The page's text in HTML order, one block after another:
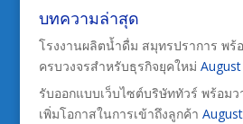
บทความล่าสุด
โรงงานผลิตน้ำดื่ม สมุทรปราการ พร้
ครบวงจรสำหรับธุรกิจยุคใหม่
รับออกแบบเว็บไซต์บริษัททัวร์ พร้อมว
เพิ่มโอกาสในการเข้าถึงลูกค้า